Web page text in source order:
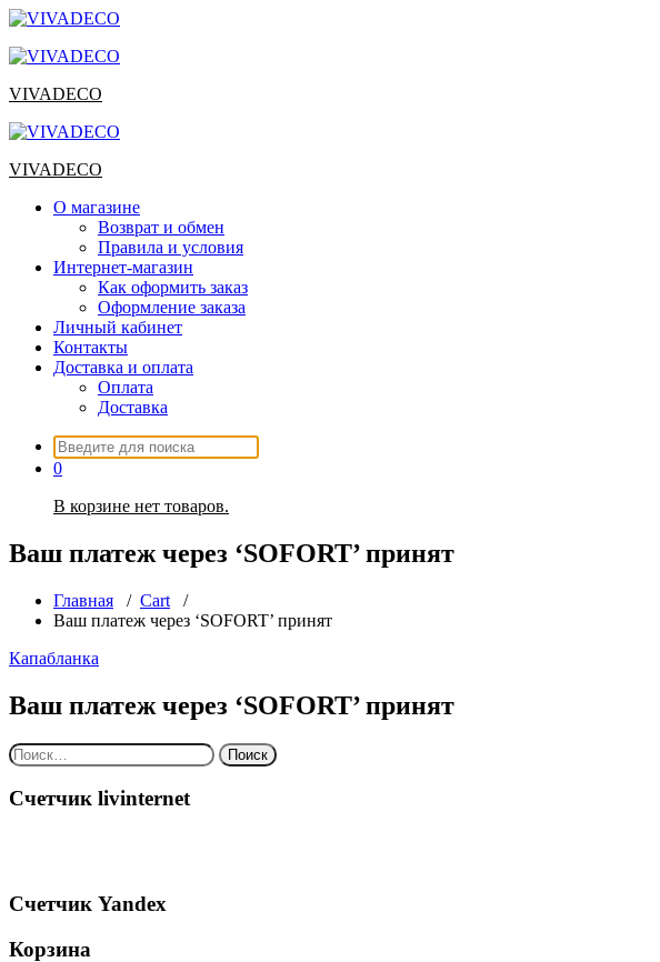
Перейти
содержимому
VIVADECO
VIVADECO
О магазине
Возврат и обмен
Правила и условия
Интернет-магазин
Как оформить заказ
Оформление заказа
Личный кабинет
Контакты
Доставка и оплата
Оплата
Доставка
Искать:
0
В корзине нет товаров.
Ваш платеж через ‘SOFORT’ принят
Главная / Cart /
Ваш платеж через ‘SOFORT’ принят
Капабланка
Ваш платеж через ‘SOFORT’ принят
Найти:
Счетчик livinternet
Счетчик Yandex
Корзина